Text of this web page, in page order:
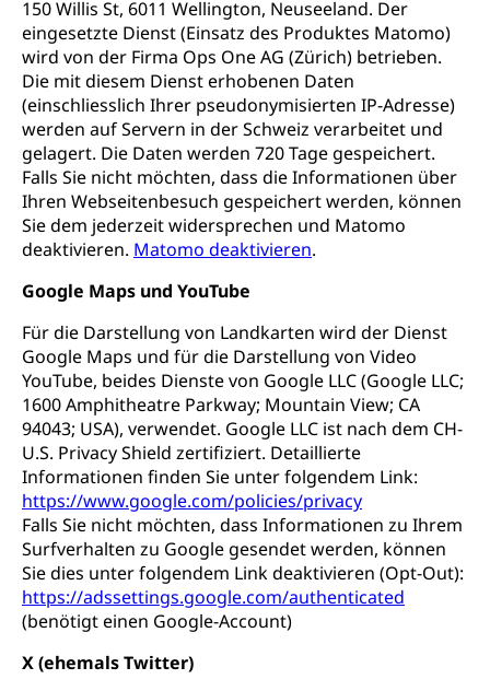
150 Willis St, 6011 Wellington, Neuseeland. Der
eingesetzte Dienst (Einsatz des Produktes Matomo)
wird von der Firma Ops One AG (Zürich) betrieben.
Die mit diesem Dienst erhobenen Daten
(einschliesslich Ihrer pseudonymisierten IP-Adresse)
werden auf Servern in der Schweiz verarbeitet und
gelagert. Die Daten werden 720 Tage gespeichert.
Falls Sie nicht möchten, dass die Informationen über
Ihren Webseitenbesuch gespeichert werden, können
Sie dem jederzeit widersprechen und Matomo
deaktivieren. Matomo deaktivieren.
Google Maps und YouTube
Für die Darstellung von Landkarten wird der Dienst
Google Maps und für die Darstellung von Video
YouTube, beides Dienste von Google LLC (Google LLC;
1600 Amphitheatre Parkway; Mountain View; CA
94043; USA), verwendet. Google LLC ist nach dem CH-
U.S. Privacy Shield zertifiziert. Detaillierte
Informationen finden Sie unter folgendem Link:
https://www.google.com/policies/privacy
Falls Sie nicht möchten, dass Informationen zu Ihrem
Surfverhalten zu Google gesendet werden, können
Sie dies unter folgendem Link deaktivieren (Opt-Out):
https://adssettings.google.com/authenticated
(benötigt einen Google-Account)
X (ehemals Twitter)